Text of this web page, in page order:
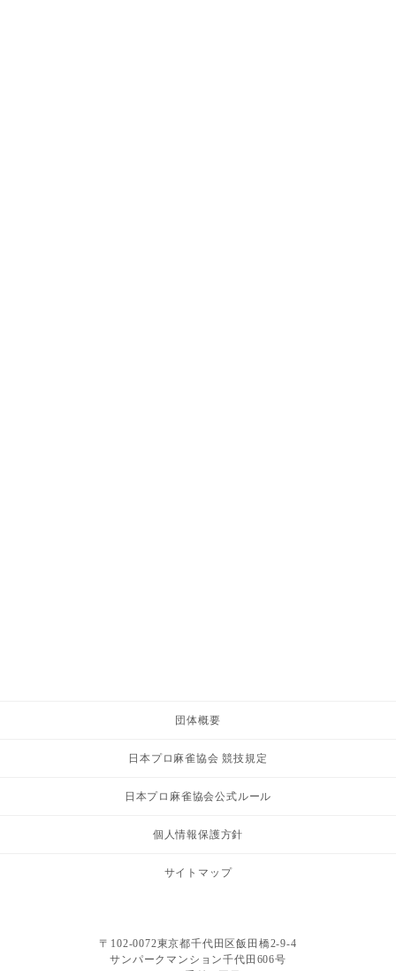
団体概要
日本プロ麻雀協会 競技規定
日本プロ麻雀協会公式ルール
個人情報保護方針
サイトマップ
〒102-0072東京都千代田区飯田橋2-9-4
サンパークマンション千代田606号